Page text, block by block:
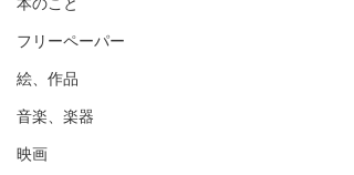
本のこと
フリーペーパー
絵、作品
音楽、楽器
映画